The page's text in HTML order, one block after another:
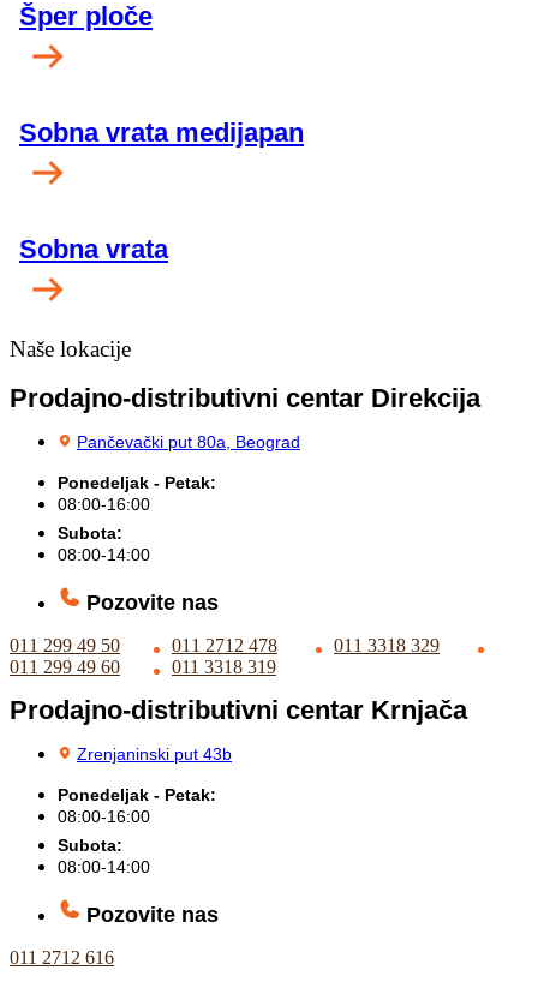
Šper ploče
Sobna vrata medijapan
Sobna vrata
Naše lokacije
Prodajno-distributivni centar Direkcija
Pančevački put 80a, Beograd
Ponedeljak - Petak:
08:00-16:00
Subota:
08:00-14:00
Pozovite nas
011 299 49 50 011 2712 478
011 3318 329
011 299 49 60
011 3318 319
Prodajno-distributivni centar Krnjača
Zrenjaninski put 43b
Ponedeljak - Petak:
08:00-16:00
Subota:
08:00-14:00
Pozovite nas
011 2712 616